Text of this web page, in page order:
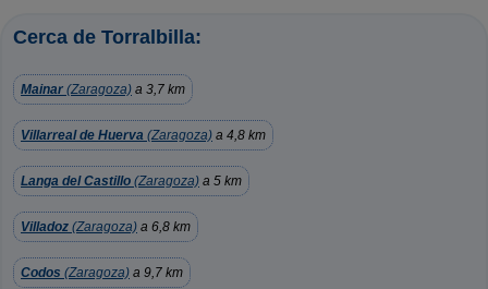
Cerca de Torralbilla:
Mainar (Zaragoza) a 3,7 km
Villarreal de Huerva (Zaragoza) a 4,8 km
Langa del Castillo (Zaragoza) a 5 km
Villadoz (Zaragoza) a 6,8 km
Codos (Zaragoza) a 9,7 km